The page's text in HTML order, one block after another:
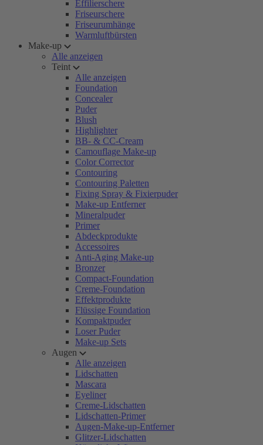
Effilierschere
Friseurschere
Friseurumhänge
Warmluftbürsten
Make-up
Alle anzeigen
Teint
Alle anzeigen
Foundation
Concealer
Puder
Blush
Highlighter
BB- & CC-Cream
Camouflage Make-up
Color Corrector
Contouring
Contouring Paletten
Fixing Spray & Fixierpuder
Make-up Entferner
Mineralpuder
Primer
Abdeckprodukte
Accessoires
Anti-Aging Make-up
Bronzer
Compact-Foundation
Creme-Foundation
Effektprodukte
Flüssige Foundation
Kompaktpuder
Loser Puder
Make-up Sets
Augen
Alle anzeigen
Lidschatten
Mascara
Eyeliner
Creme-Lidschatten
Lidschatten-Primer
Augen-Make-up-Entferner
Glitzer-Lidschatten